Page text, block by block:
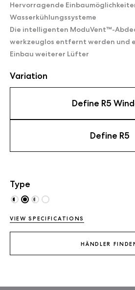
Hervorragende
Wasserkühlungssysteme
Die intelligenten ModuVent™-
werkzeuglos entfernt werden und
Einbau weiterer Lüfter
Variation
Define R5
Define R5
Type
VIEW SPECIFICATIONS
HÄNDLER